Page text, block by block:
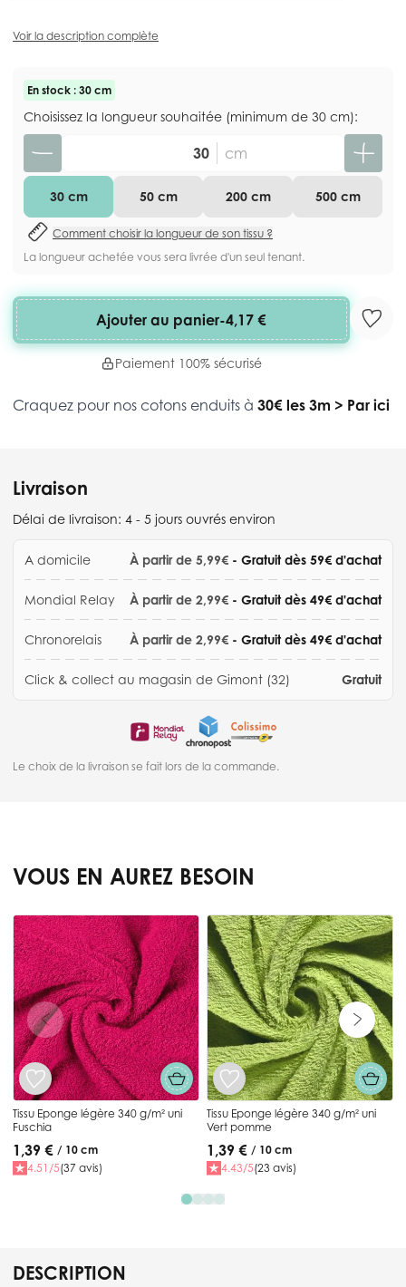
Voir la description complète
En stock : 30 cm
Choisissez la longueur souhaitée (minimum de 30 cm):
cm
30 cm 50 cm 200 cm 500 cm
Comment choisir la longueur de son tissu ?
La longueur achetée vous sera livrée d'un seul tenant.
Ajouter au panier-4,17 €
Paiement 100% sécurisé
Craquez pour nos cotons enduits à 30€ les 3m > Par ici
Livraison
Délai de livraison: 4 - 5 jours ouvrés environ
A domicile À partir de 5,99€ - Gratuit dès 59€ d'achat
Mondial Relay À partir de 2,99€ - Gratuit dès 49€ d'achat
Chronorelais À partir de 2,99€ - Gratuit dès 49€ d'achat
Click & collect au magasin de Gimont (32) Gratuit
Le choix de la livraison se fait lors de la commande.
DESCRIPTION
VOUS EN AUREZ BESOIN
Press to skip carousel
Tissu Eponge légère 340 g/m² uni
Fuschia
1,39 € / 10 cm
4.51/5(37 avis)
Tissu Eponge légère 340 g/m² uni
Vert pomme
1,39 € / 10 cm
4.43/5(23 avis)